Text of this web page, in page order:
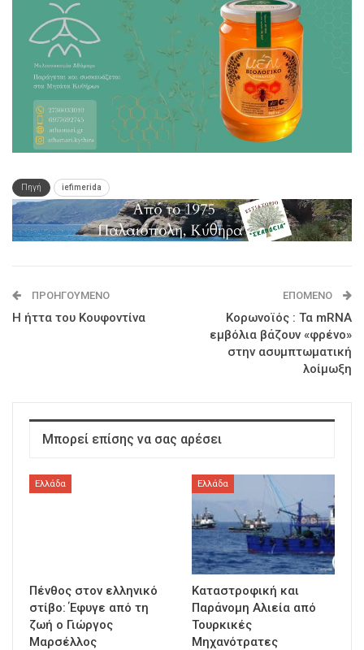
Πηγή iefimerida
ΠΡΟΗΓΟΎΜΕΝΟ
Η ήττα του Κουφοντίνα
ΕΠΌΜΕΝΟ
Κορωνοϊός : Τα mRNA
εμβόλια βάζουν «φρένο»
στην ασυμπτωματική
λοίμωξη
Μπορεί επίσης να σας αρέσει
Ελλάδα
Πένθος στον ελληνικό
στίβο: Έφυγε από τη
ζωή ο Γιώργος
Μαρσέλλος
Ελλάδα
Καταστροφική και
Παράνομη Αλιεία από
Τουρκικές
Μηχανότρατες